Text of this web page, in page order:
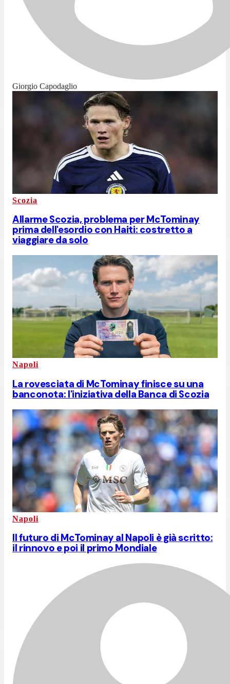
Giorgio Capodaglio
Scozia
Allarme Scozia, problema per McTominay
prima dell'esordio con Haiti: costretto a
viaggiare da solo
Napoli
La rovesciata di McTominay finisce su una
banconota: l'iniziativa della Banca di Scozia
Napoli
Il futuro di McTominay al Napoli è già scritto:
il rinnovo e poi il primo Mondiale